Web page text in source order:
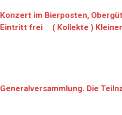
Konzert im Bierposten,
Eintritt frei ( Kollekte ) Kleiner
Generalversammlung. Die